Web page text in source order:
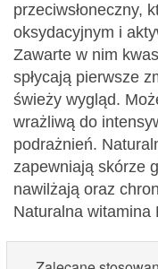
przeciwsłoneczny,
oksydacyjnym i
Zawarte w nim
spłycają pierwsze
świeży wygląd.
wrażliwą do
podrażnień.
zapewniają skórze
nawilżają oraz
Naturalna witamina